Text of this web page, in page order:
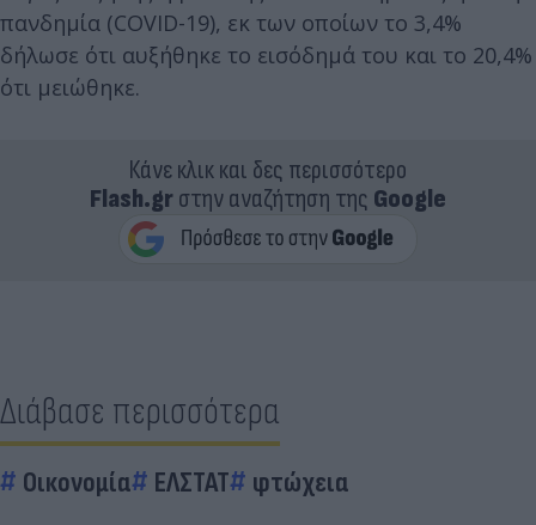
πανδημία (COVID-19), εκ των οποίων το 3,4%
δήλωσε ότι αυξήθηκε το εισόδημά του και το 20,4%
ότι μειώθηκε.
Κάνε κλικ και δες περισσότερο
Flash.grστην αναζήτηση της Google
Διάβασε περισσότερα
Οικονομία ΕΛΣΤΑΤ φτώχεια